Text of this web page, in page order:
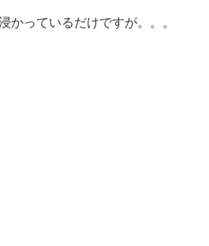
かっているだけですが。。。